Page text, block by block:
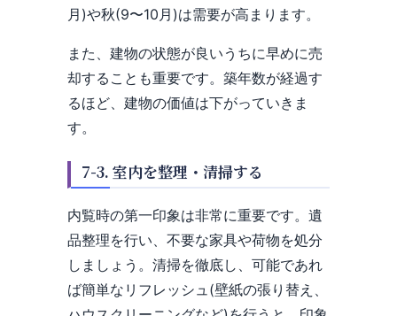
月)や秋(9〜10月)は需要が高まります。
また、建物の状態が良いうちに早めに売
却することも重要です。築年数が経過す
るほど、建物の価値は下がっていきま
す。
7-3. 室内を整理・清掃する
内覧時の第一印象は非常に重要です。遺
品整理を行い、不要な家具や荷物を処分
しましょう。清掃を徹底し、可能であれ
ば簡単なリフレッシュ(壁紙の張り替え、